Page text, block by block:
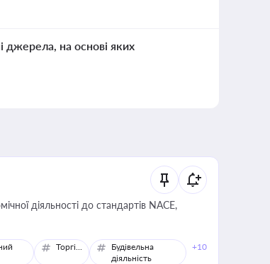
джерела, на основі яких
діяльності до стандартів NACE,
Торгівля
Будівельна
діяльність
+10